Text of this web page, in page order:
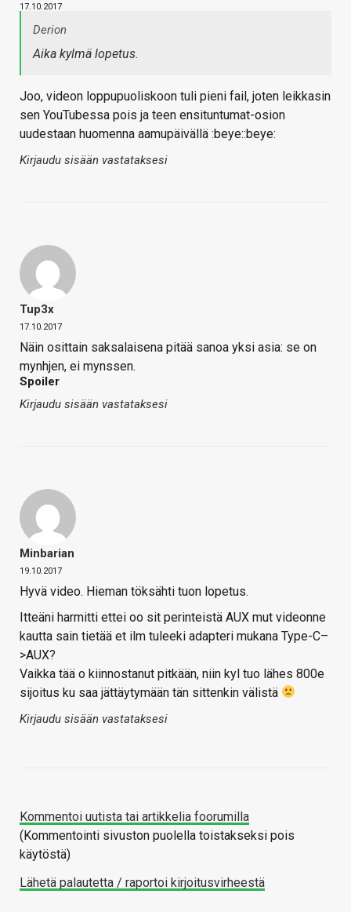
17.10.2017
Derion
Aika kylmä lopetus.
Joo, videon loppupuoliskoon tuli pieni fail, joten leikkasin
sen YouTubessa pois ja teen ensituntumat-osion
uudestaan huomenna aamupäivällä :beye::beye:
Kirjaudu sisään vastataksesi
Tup3x
17.10.2017
Näin osittain saksalaisena pitää sanoa yksi asia: se on
mynhjen, ei mynssen.
Spoiler
Kirjaudu sisään vastataksesi
Minbarian
19.10.2017
Hyvä video. Hieman töksähti tuon lopetus.
Itteäni harmitti ettei oo sit perinteistä AUX mut videonne
kautta sain tietää et ilm tuleeki adapteri mukana Type-C–
>AUX?
Vaikka tää o kiinnostanut pitkään, niin kyl tuo lähes 800e
sijoitus ku saa jättäytymään tän sittenkin välistä
Kirjaudu sisään vastataksesi
Kommentoi uutista tai artikkelia foorumilla
(Kommentointi sivuston puolella toistakseksi pois
käytöstä)
Lähetä palautetta / raportoi kirjoitusvirheestä